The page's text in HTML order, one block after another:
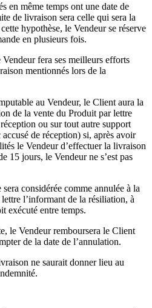
en même temps ont une date de
de livraison sera celle qui sera la
hypothèse, le Vendeur se réserve
en plusieurs fois.
fera ses meilleurs efforts
mentionnés lors de la
au Vendeur, le Client aura la
de la vente du Produit par lettre
ou sur tout autre support
de réception) si, après avoir
le Vendeur d’effectuer la livraison
15 jours, le Vendeur ne s’est pas
considérée comme annulée à la
l’informant de la résiliation, à
exécuté entre temps.
le Vendeur remboursera le Client
de la date de l’annulation.
ne saurait donner lieu au